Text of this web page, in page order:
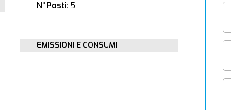
N° Posti: 5
EMISSIONI E CONSUMI